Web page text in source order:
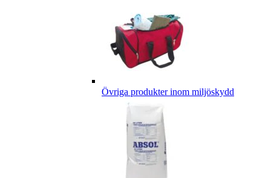
Övriga produkter inom miljöskydd